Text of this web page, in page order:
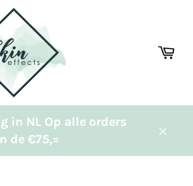
in NL Op alle orders
de €75,=